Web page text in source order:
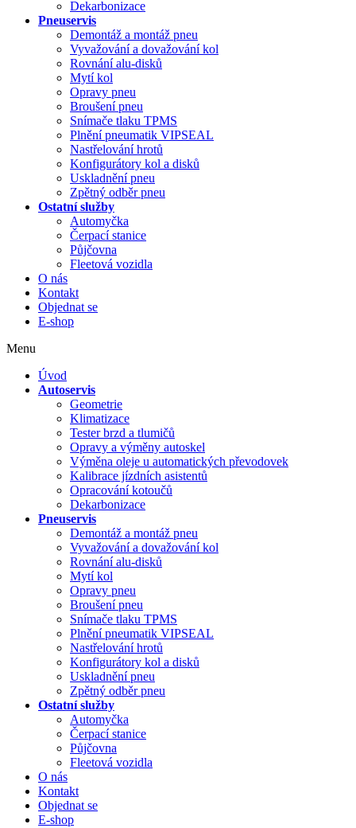
Dekarbonizace
Pneuservis
Demontáž a montáž pneu
Vyvažování a dovažování kol
Rovnání alu-disků
Mytí kol
Opravy pneu
Broušení pneu
Snímače tlaku TPMS
Plnění pneumatik VIPSEAL
Nastřelování hrotů
Konfigurátory kol a disků
Uskladnění pneu
Zpětný odběr pneu
Ostatní služby
Automyčka
Čerpací stanice
Půjčovna
Fleetová vozidla
O nás
Kontakt
Objednat se
E-shop
Menu
Úvod
Autoservis
Geometrie
Klimatizace
Tester brzd a tlumičů
Opravy a výměny autoskel
Výměna oleje u automatických převodovek
Kalibrace jízdních asistentů
Opracování kotoučů
Dekarbonizace
Pneuservis
Demontáž a montáž pneu
Vyvažování a dovažování kol
Rovnání alu-disků
Mytí kol
Opravy pneu
Broušení pneu
Snímače tlaku TPMS
Plnění pneumatik VIPSEAL
Nastřelování hrotů
Konfigurátory kol a disků
Uskladnění pneu
Zpětný odběr pneu
Ostatní služby
Automyčka
Čerpací stanice
Půjčovna
Fleetová vozidla
O nás
Kontakt
Objednat se
E-shop